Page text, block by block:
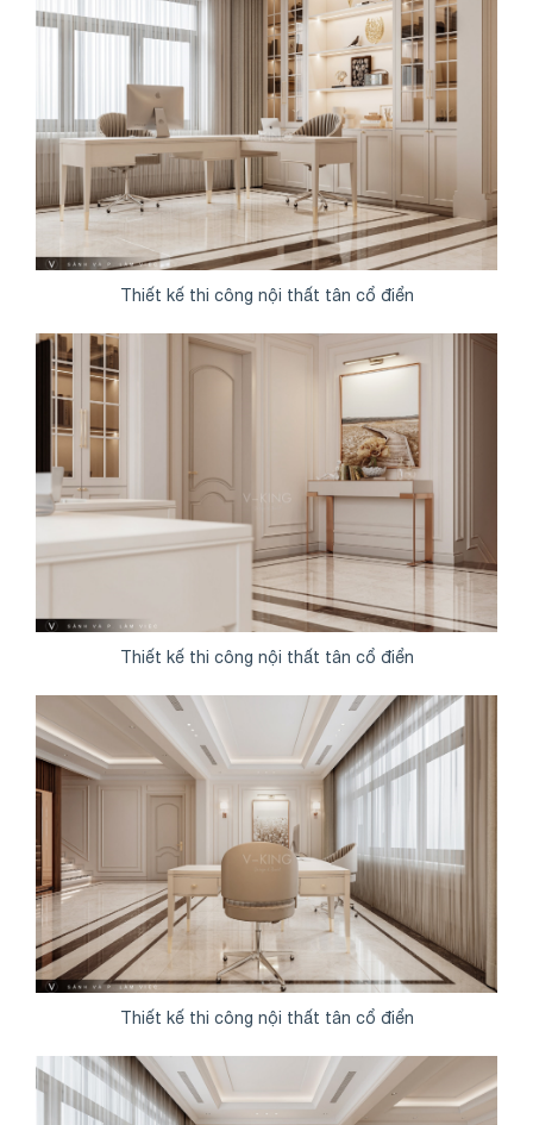
Thiết kế thi công nội thất tân cổ điển
Thiết kế thi công nội thất tân cổ điển
Thiết kế thi công nội thất tân cổ điển